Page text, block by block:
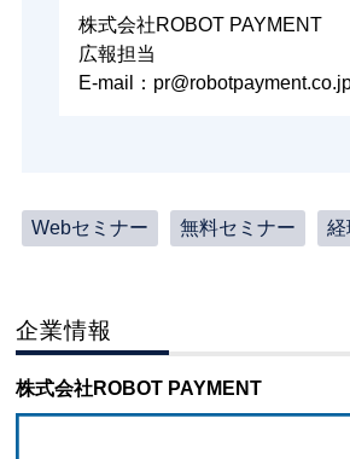
株式会社ROBOT PAYMENT
広報担当
E-mail：
Webセミナー 無料セミナー 経
企業情報
株式会社ROBOT PAYMENT